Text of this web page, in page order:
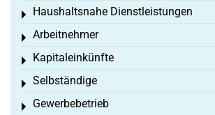
Haushaltsnahe Dienstleistungen
Toggle menu
Arbeitnehmer
Toggle menu
Kapitaleinkünfte
Toggle menu
Selbständige
Toggle menu
Gewerbebetrieb
Toggle menu